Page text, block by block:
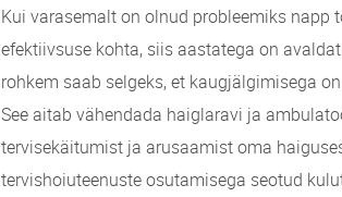
Kui varasemalt on olnud probleemiks
efektiivsuse kohta, siis aastatega on
rohkem saab selgeks, et kaugjälgimisega
See aitab vähendada haiglaravi ja
tervisekäitumist ja arusaamist oma
tervishoiuteenuste osutamisega seotud